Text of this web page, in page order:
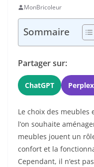
MonBricoleur
Sommaire
Partager sur:
ChatGPT
Le choix des meubles
l’on souhaite
meubles jouent un
confort et la
Cependant, il n’est